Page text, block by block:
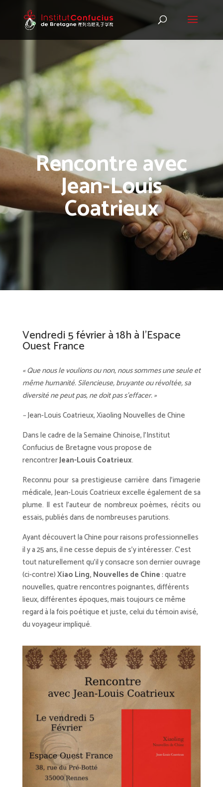
Rencontre avec
Jean-Louis
Coatrieux
Vendredi 5 février à 18h à l’Espace
Ouest France
« Que nous le voulions ou non, nous sommes une seule et
même humanité. Silencieuse, bruyante ou révoltée, sa
diversité ne peut pas, ne doit pas s’effacer. »
–Jean-Louis Coatrieux, Xiaoling Nouvelles de Chine
Dans le cadre de la Semaine Chinoise, l’Institut
Confucius de Bretagne vous propose de
rencontrerJean-Louis Coatrieux.
Reconnu pour sa prestigieuse carrière dans l’imagerie
médicale, Jean-Louis Coatrieux excelle également de sa
plume. Il est l’auteur de nombreux poèmes, récits ou
essais, publiés dans de nombreuses parutions.
Ayant découvert la Chine pour raisons professionnelles
il y a 25 ans, il ne cesse depuis de s’y intéresser. C’est
tout naturellement qu’il y consacre son dernier ouvrage
(ci-contre)Xiao Ling, Nouvelles de Chine: quatre
nouvelles, quatre rencontres poignantes, différents
lieux, différentes époques, mais toujours ce même
regard à la fois poétique et juste, celui du témoin avisé,
du voyageur impliqué.